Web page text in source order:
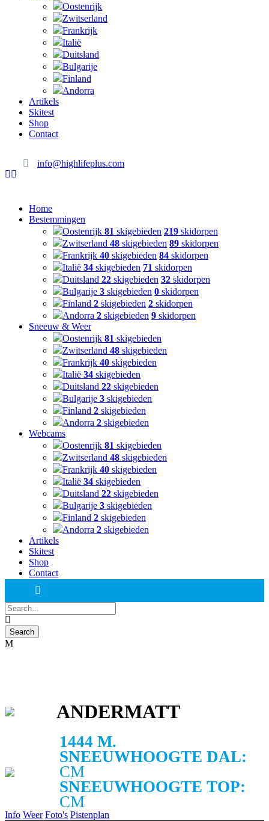
Oostenrijk
Zwitserland
Frankrijk
Italië
Duitsland
Bulgarije
Finland
Andorra
Artikels
Skitest
Shop
Contact
info@highlifeplus.com
Home
Bestemmingen
Oostenrijk 81 skigebieden 219 skidorpen
Zwitserland 48 skigebieden 89 skidorpen
Frankrijk 40 skigebieden 84 skidorpen
Italië 34 skigebieden 71 skidorpen
Duitsland 22 skigebieden 32 skidorpen
Bulgarije 3 skigebieden 0 skidorpen
Finland 2 skigebieden 2 skidorpen
Andorra 2 skigebieden 9 skidorpen
Sneeuw & Weer
Oostenrijk 81 skigebieden
Zwitserland 48 skigebieden
Frankrijk 40 skigebieden
Italië 34 skigebieden
Duitsland 22 skigebieden
Bulgarije 3 skigebieden
Finland 2 skigebieden
Andorra 2 skigebieden
Webcams
Oostenrijk 81 skigebieden
Zwitserland 48 skigebieden
Frankrijk 40 skigebieden
Italië 34 skigebieden
Duitsland 22 skigebieden
Bulgarije 3 skigebieden
Finland 2 skigebieden
Andorra 2 skigebieden
Artikels
Skitest
Shop
Contact
ANDERMATT
1444 M.
SNEEUWHOOGTE DAL:
CM
SNEEUWHOOGTE TOP:
CM
Info Weer Foto's Pistenplan